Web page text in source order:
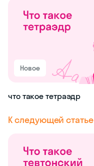
Новое
что такое тетраэдр
К следующей статье